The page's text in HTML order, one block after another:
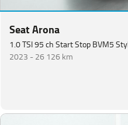
Seat Arona
1.0 TSI 95 ch Start Stop BVM5
2023 -26 126 km